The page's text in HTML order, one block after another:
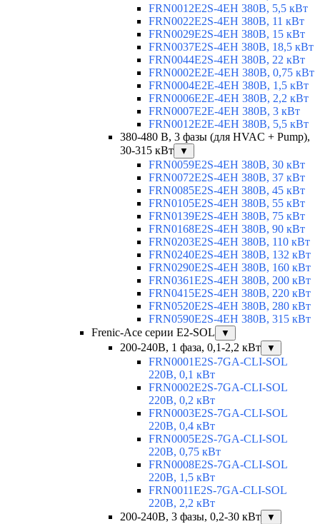
FRN0012E2S-4EH 380В, 5,5 кВт
FRN0022E2S-4EH 380В, 11 кВт
FRN0029E2S-4EH 380В, 15 кВт
FRN0037E2S-4EH 380В, 18,5 кВт
FRN0044E2S-4EH 380В, 22 кВт
FRN0002E2E-4EH 380В, 0,75 кВт
FRN0004E2E-4EH 380В, 1,5 кВт
FRN0006E2E-4EH 380В, 2,2 кВт
FRN0007E2E-4EH 380В, 3 кВт
FRN0012E2E-4EH 380В, 5,5 кВт
380-480 В, 3 фазы (для HVAC + Pump),
30-315 кВт
▼
FRN0059E2S-4EH 380В, 30 кВт
FRN0072E2S-4EH 380В, 37 кВт
FRN0085E2S-4EH 380В, 45 кВт
FRN0105E2S-4EH 380В, 55 кВт
FRN0139E2S-4EH 380В, 75 кВт
FRN0168E2S-4EH 380В, 90 кВт
FRN0203E2S-4EH 380В, 110 кВт
FRN0240E2S-4EH 380В, 132 кВт
FRN0290E2S-4EH 380В, 160 кВт
FRN0361E2S-4EH 380В, 200 кВт
FRN0415E2S-4EH 380В, 220 кВт
FRN0520E2S-4EH 380В, 280 кВт
FRN0590E2S-4EH 380В, 315 кВт
Frenic-Ace серии E2-SOL
▼
200-240В, 1 фаза, 0,1-2,2 кВт ▼
FRN0001E2S-7GA-CLI-SOL
220В, 0,1 кВт
FRN0002E2S-7GA-CLI-SOL
220В, 0,2 кВт
FRN0003E2S-7GA-CLI-SOL
220В, 0,4 кВт
FRN0005E2S-7GA-CLI-SOL
220В, 0,75 кВт
FRN0008E2S-7GA-CLI-SOL
220В, 1,5 кВт
FRN0011E2S-7GA-CLI-SOL
220В, 2,2 кВт
200-240В, 3 фазы, 0,2-30 кВт
▼